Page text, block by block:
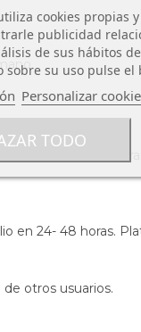
Tenemos una
en 24- 48 horas.
de otros usuarios.
cookies propias
publicidad
de sus hábitos
sobre su uso pulse el
Personalizar
TODO